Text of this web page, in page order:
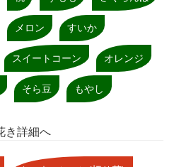
メロン すいか
スイートコーン オレンジ
そら豆 もやし
き詳細へ